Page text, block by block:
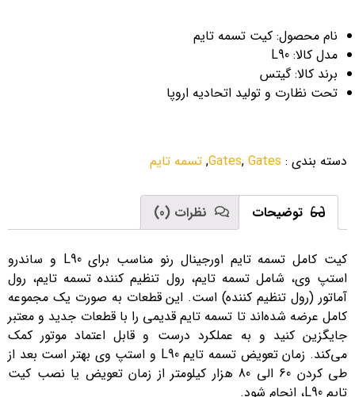
نام محصول: کیت تسمه تایم
مدل کالا: L90
برند کالا: گیتس
تحت نظارت و تولید اتحادیه اروپا
دسته بندی :
Gates, Gates
, تسمه تایم
توضیحات نظرات (0)
کیت کامل تسمه تایم اورجینال رنو مناسب برای L90 و ساندرو
استپ وی، شامل تسمه تایم، رول تنظیم کننده تسمه تایم، رول
آماتور (رول تنظیم کننده) است. این قطعات به صورت یک مجموعه
کامل عرضه شده‌اند تا تسمه تایم قدیمی را با قطعات جدید و معتبر
جایگزین کنید و به عملکرد درست و قابل اعتماد موتور کمک
می‌کند. زمان تعویض تسمه تایم L90 و استپ وی بهتر است بعد از
طی کردن 60 الی 80 هزار کیلومتر از زمان تعویض یا نصب کیت
تایم L90، انجام شود.